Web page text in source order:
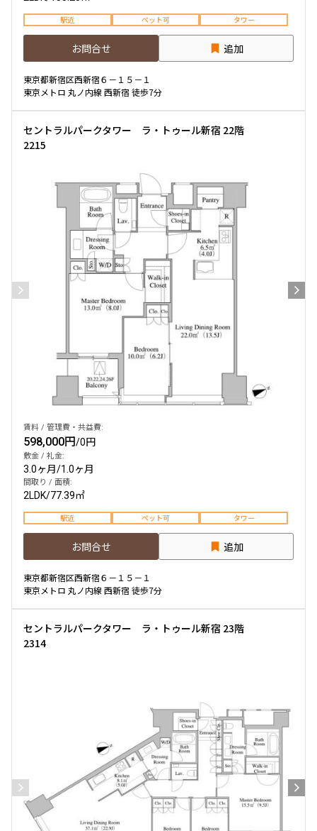
駅近 ペット可 タワー
お問合せ 追加
東京都新宿区西新宿６－１５－１
東京メトロ 丸ノ内線 西新宿 徒歩7分
セントラルパークタワー ラ・トゥール新宿 22階
2215
賃料 / 管理費・共益費:
598,000円/0円
敷金 / 礼金:
3.0ヶ月/1.0ヶ月
間取り / 面積:
2LDK/77.39㎡
駅近 ペット可 タワー
お問合せ 追加
東京都新宿区西新宿６－１５－１
東京メトロ 丸ノ内線 西新宿 徒歩7分
セントラルパークタワー ラ・トゥール新宿 23階
2314